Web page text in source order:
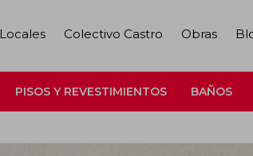
PISOS Y REVESTIMIENTOS BAÑOS
Locales Colectivo Castro Obras